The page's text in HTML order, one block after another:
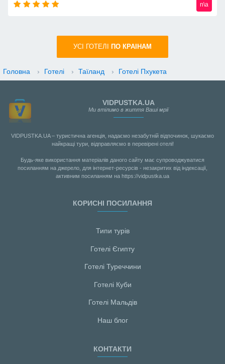
n\a
УСI ГОТЕЛІ ПО КРАIНАМ
Головна › Готелі › Таїланд › Готелі Пхукета
VIDPUSTKA.UA
Ми втілимо в життя Ваші мрії
VIDPUSTKA.UA – туристична агенція, надаємо незабутній відпочинок, шукаємо
найкращі тури, відправляємо в перевірені отелі!
Будь-яке використання матеріалів даного сайту має супроводжуватися
посиланням на джерело, для інтернет-ресурсів - незакритих від індексації,
активним посиланням на https://vidpustka.ua
КОРИСНІ ПОСИЛАННЯ
Типи турів
Готелі Єгипту
Готелі Туреччини
Готелі Куби
Готелі Мальдiв
Наш блог
КОНТАКТИ